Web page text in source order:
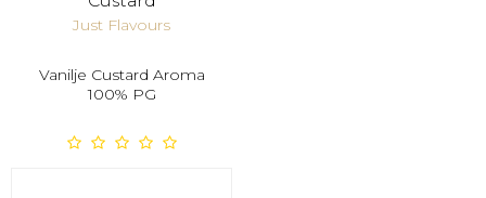
Just Flavours
Vanilje Custard Aroma
100% PG